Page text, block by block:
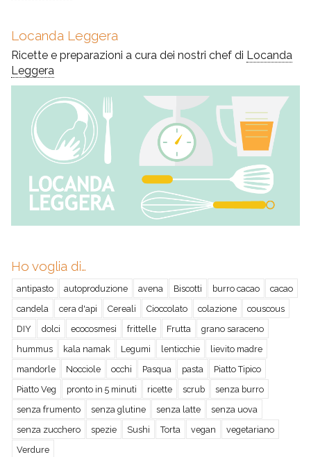
Locanda Leggera
Ricette e preparazioni a cura dei nostri chef di Locanda
Leggera
Ho voglia di…
antipasto autoproduzione avena Biscotti burro cacao
cacao
candela
cera d'api Cereali Cioccolato colazione
couscous
DIY
dolci ecocosmesi frittelle Frutta
grano saraceno
hummus
kala namak Legumi lenticchie
lievito madre
mandorle
Nocciole occhi Pasqua pasta
Piatto Tipico
Piatto Veg
pronto in 5 minuti ricette scrub
senza burro
senza frumento
senza glutine senza latte
senza uova
senza zucchero
spezie Sushi Torta vegan
vegetariano
Verdure